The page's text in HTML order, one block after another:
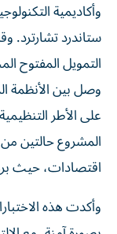
وأكاديمية
ستاندرد تشارترد.
التمويل المفتوح
وصل بين الأنظمة
على الأطر
المشروع حالتين
اقتصادات، حيث
وأكدت هذه